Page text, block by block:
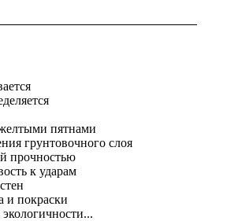
пятнами
грунтовочного слоя
прочностью
к ударам
и покраски